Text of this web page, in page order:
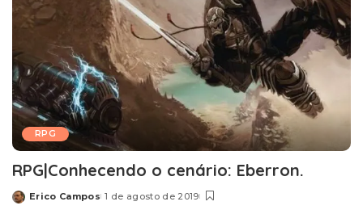
RPG
RPG|Conhecendo o cenário: Eberron.
Posted
Erico Campos 1 de agosto de 2019